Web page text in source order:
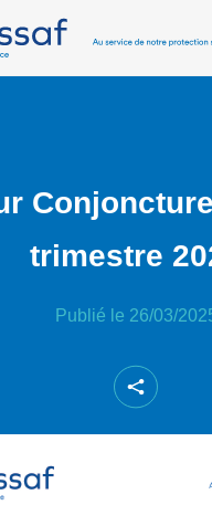
trimestre
Publié le 26/03/